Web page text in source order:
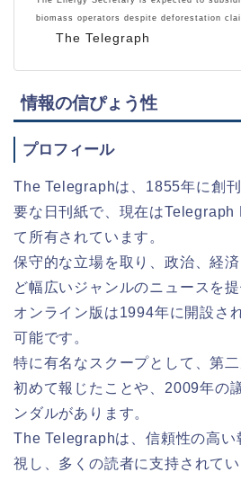
The Telegraph
biomass operators despite deforestation
情報の信ぴょう性
プロフィール
The Telegraphは、1855年に創
要な日刊紙で、現在はTelegraph
て所有されています。
保守的な立場を取り、政治、経
ど幅広いジャンルのニュースを提
オンライン版は1994年に開設さ
可能です。
特に有名なスクープとして、第
初めて報じたことや、2009年の
ンダルがあります。
The Telegraphは、信頼性の高い
視し、多くの読者に支持されてい